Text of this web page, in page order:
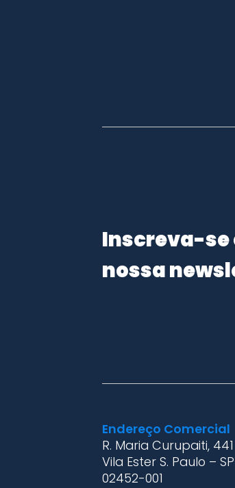
Inscreva-se
nossa
Endereço Comercial
R. Maria Curupaiti,
Vila Ester S. Paulo – SP
02452-001